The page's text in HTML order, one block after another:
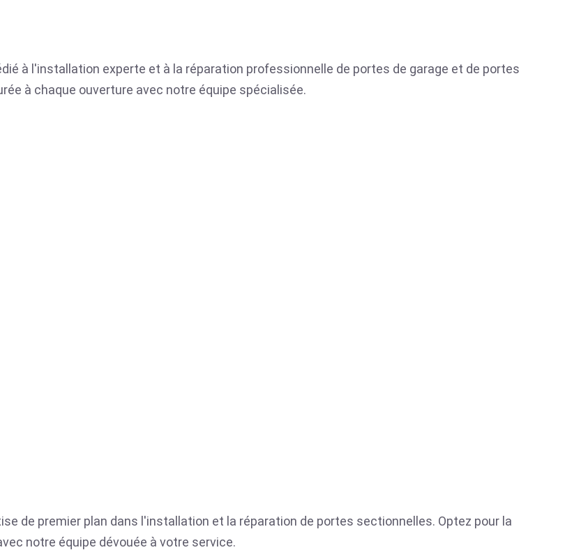
à l'installation experte et à la réparation professionnelle de portes de garage et de portes
à chaque ouverture avec notre équipe spécialisée.
de premier plan dans l'installation et la réparation de portes sectionnelles. Optez pour la
notre équipe dévouée à votre service.